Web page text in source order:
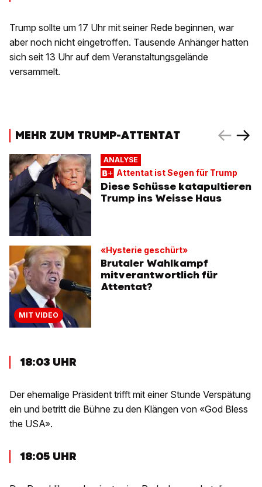
Trump sollte um 17 Uhr mit seiner Rede beginnen, war
aber noch nicht eingetroffen. Tausende Anhänger hatten
sich seit 13 Uhr auf dem Veranstaltungsgelände
versammelt.
MEHR ZUM TRUMP-ATTENTAT
ANALYSE
Attentat ist Segen für Trump
Diese Schüsse katapultieren
Trump ins Weisse Haus
MIT VIDEO
«Hysterie geschürt»
Brutaler Wahlkampf
mitverantwortlich für
Attentat?
18:03 UHR
Der ehemalige Präsident trifft mit einer Stunde Verspätung
ein und betritt die Bühne zu den Klängen von «God Bless
the USA».
18:05 UHR